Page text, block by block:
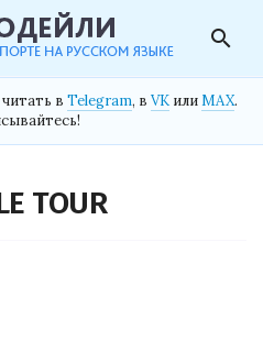
search
в Telegram, в VK илиMAX.
TOUR